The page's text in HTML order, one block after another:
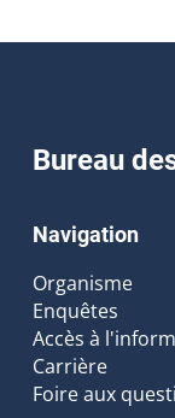
Bureau
Navigation
Organisme
Enquêtes
Accès à
Carrière
Foire aux